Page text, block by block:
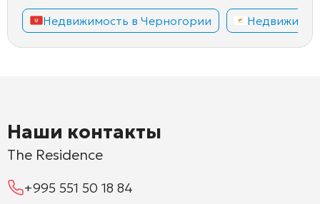
Недвижимость в Черногории
Наши контакты
The Residence
+995 551 50 18 84